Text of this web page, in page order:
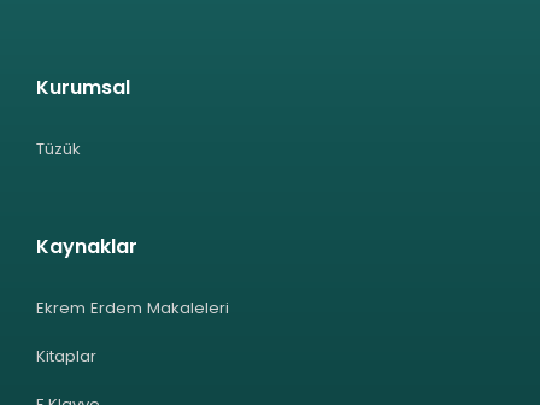
Kurumsal
Tüzük
Kaynaklar
Ekrem Erdem Makaleleri
Kitaplar